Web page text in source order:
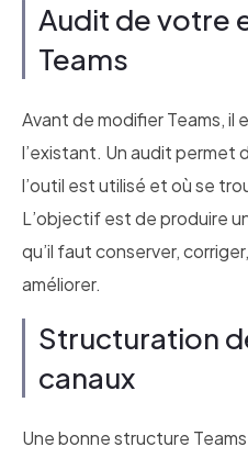
Audit de votre
Teams
Avant de modifier Teams, il
l’existant. Un audit permet
l’outil est utilisé et où se
L’objectif est de produire
qu’il faut conserver,
améliorer.
Structuration
canaux
Une bonne structure